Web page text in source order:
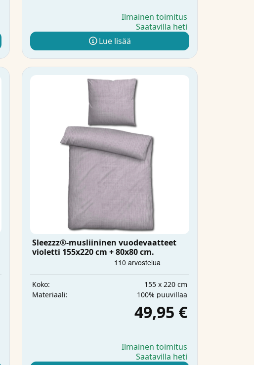
Ilmainen toimitus
Saatavilla heti
Lue lisää
Sleezzz®-musliininen vuodevaatteet
violetti 155x220 cm + 80x80 cm.
Koko:
155 x 220 cm
Materiaali:
100% puuvillaa
49,95 €
Ilmainen toimitus
Saatavilla heti